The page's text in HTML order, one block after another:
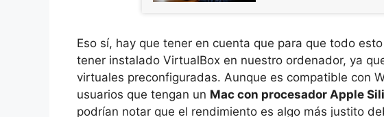
Eso sí, hay que tener en cuenta que para que todo
tener instalado VirtualBox en nuestro ordenador, ya
virtuales preconfiguradas. Aunque es compatible con
usuarios que tengan un Mac con procesador Apple
podrían notar que el rendimiento es algo más justito